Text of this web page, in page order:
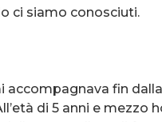
ci siamo conosciuti.
fin
di 5 anni e mezzo